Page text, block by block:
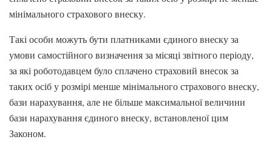
мінімального страхового внеску.
Такі особи можуть бути платниками єдиного внеску за
умови самостійного визначення за місяці звітного періоду,
за які роботодавцем було сплачено страховий внесок за
таких осіб у розмірі менше мінімального страхового внеску,
бази нарахування, але не більше максимальної величини
бази нарахування єдиного внеску, встановленої цим
Законом.